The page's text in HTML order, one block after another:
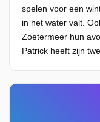
spelen voor een
in het water valt.
Zoetermeer hun
Patrick heeft zijn